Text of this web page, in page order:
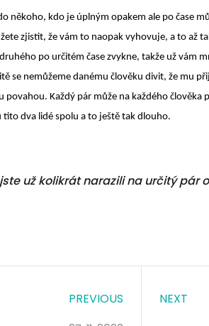
někoho, kdo je úplným opakem ale po čase
zjistit, že vám to naopak vyhovuje, a to až
po určitém čase zvykne, takže už vám
se nemůžeme danému člověku divit, že mu
povahou. Každý pár může na každého
tito dva lidé spolu a to ještě tak dlouho.
už kolikrát narazili na určitý pár
PREVIOUS
NEXT